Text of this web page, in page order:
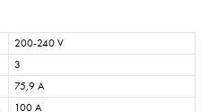
200-240 V
3
75,9 A
100 A